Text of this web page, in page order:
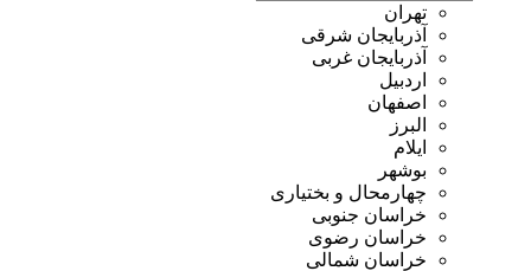
تهران
آذربایجان شرقی
آذربایجان غربی
اردبیل
اصفهان
البرز
ایلام
بوشهر
چهارمحال و بختیاری
خراسان جنوبی
خراسان رضوی
خراسان شمالی